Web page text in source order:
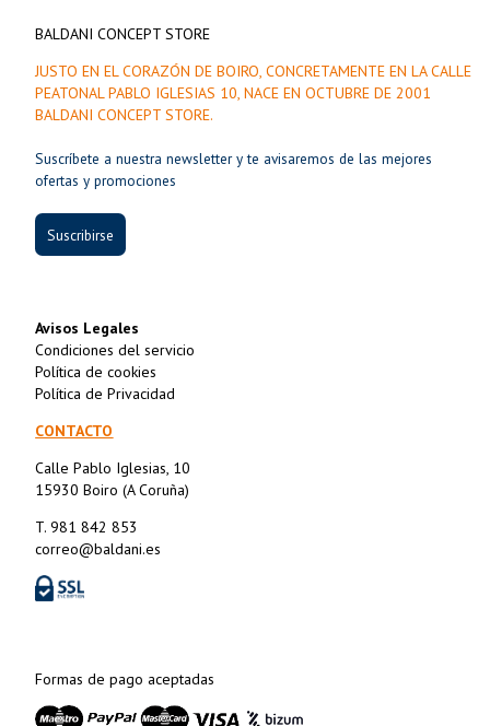
BALDANI CONCEPT STORE
JUSTO EN EL CORAZÓN DE BOIRO, CONCRETAMENTE EN LA CALLE
PEATONAL PABLO IGLESIAS 10, NACE EN OCTUBRE DE 2001
BALDANI CONCEPT STORE.
Suscríbete a nuestra newsletter y te avisaremos de las mejores
ofertas y promociones
Suscribirse
Avisos Legales
Condiciones del servicio
Política de cookies
Política de Privacidad
CONTACTO
Calle Pablo Iglesias, 10
15930 Boiro (A Coruña)
T. 981 842 853
correo@baldani.es
Formas de pago aceptadas